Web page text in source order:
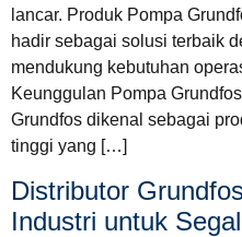
lancar. Produk Pompa
hadir sebagai solusi terbaik
mendukung kebutuhan
Keunggulan Pompa
Grundfos dikenal sebagai
tinggi yang […]
Distributor
Industri untuk